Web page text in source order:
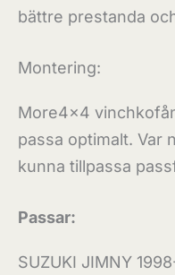
bättre prestanda
Montering:
More4x4
passa optimalt. Var
kunna tillpassa
Passar:
SUZUKI JIMNY